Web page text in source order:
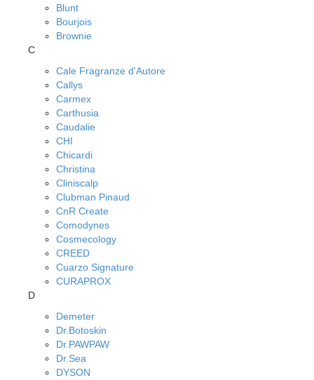
Blunt
Bourjois
Brownie
C
Cale Fragranze d'Autore
Callys
Carmex
Carthusia
Caudalie
CHI
Chicardi
Christina
Cliniscalp
Clubman Pinaud
CnR Create
Comodynes
Cosmecology
CREED
Cuarzo Signature
CURAPROX
D
Demeter
Dr.Botoskin
Dr.PAWPAW
Dr.Sea
DYSON